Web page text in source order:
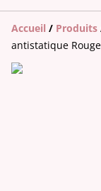
Accueil / Produits
antistatique Rouge